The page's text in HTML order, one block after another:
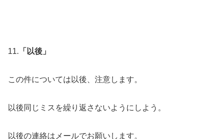
11. 「以後」
この件については以後、注意します。
以後同じミスを繰り返さないようにしよう。
以後の連絡はメールでお願いします。